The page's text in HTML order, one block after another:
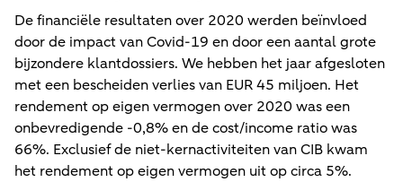
De financiële resultaten over 2020 werden beïnvloed
door de impact van Covid-19 en door een aantal grote
bijzondere klantdossiers. We hebben het jaar afgesloten
met een bescheiden verlies van EUR 45 miljoen. Het
rendement op eigen vermogen over 2020 was een
onbevredigende -0,8% en de cost/income ratio was
66%. Exclusief de niet-kernactiviteiten van CIB kwam
het rendement op eigen vermogen uit op circa 5%.